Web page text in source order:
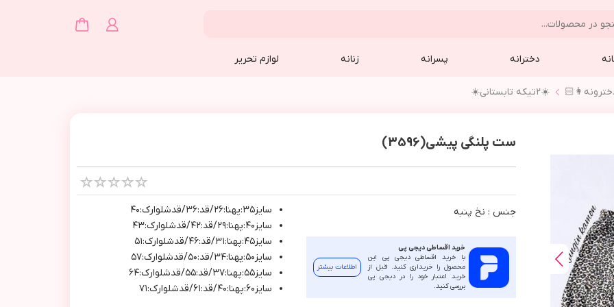
دخترانه پسرانه زنانه لوازم تحریر
☀️٢تيكه تابستاني☀️
ست پلنگی پیشی(3596)
جنس : نخ پنبه
خرید اقساطی دیجی پی
با خرید اقساطی دیجی پی این
محصول را خریداری کنید. قبل از
خرید اعتبار خود را در دیجی پی
بررسی کنید.
اطلاعات بیشتر
سايز٣٥:پهنا:٢٦/قد:٣٦/قدشلوارك:٤٠
سايز٤٠:پهنا:٢٩/قد:٤٢/قدشلوارك:٤٣
سايز٤٥:پهنا:٣١/قد:٤٦/قدشلوارك:٥١
سايز٥٠:پهنا:٣٤/قد:٥٠/قدشلوارك:٥٧
سايز٥٥:پهنا:٣٧/قد:٥٥/قدشلوارك:٦٤
سايز٦٠:پهنا:٤٠/قد:٦١/قدشلوارك:٧١